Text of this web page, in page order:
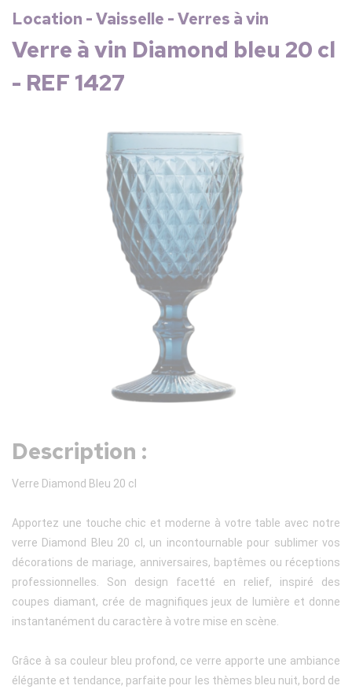
Location - Vaisselle - Verres à vin
Verre à vin Diamond bleu 20 cl
- REF 1427
Description :
Verre Diamond Bleu 20 cl
Apportez une touche chic et moderne à votre table avec notre
verre Diamond Bleu 20 cl, un incontournable pour sublimer vos
décorations de mariage, anniversaires, baptêmes ou réceptions
professionnelles. Son design facetté en relief, inspiré des
coupes diamant, crée de magnifiques jeux de lumière et donne
instantanément du caractère à votre mise en scène.
Grâce à sa couleur bleu profond, ce verre apporte une ambiance
élégante et tendance, parfaite pour les thèmes bleu nuit, bord de